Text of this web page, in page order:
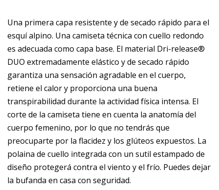
Una primera capa resistente y de secado rápido para el
esquí alpino. Una camiseta técnica con cuello redondo
es adecuada como capa base. El material Dri-release®
DUO extremadamente elástico y de secado rápido
garantiza una sensación agradable en el cuerpo,
retiene el calor y proporciona una buena
transpirabilidad durante la actividad física intensa. El
corte de la camiseta tiene en cuenta la anatomía del
cuerpo femenino, por lo que no tendrás que
preocuparte por la flacidez y los glúteos expuestos. La
polaina de cuello integrada con un sutil estampado de
diseño protegerá contra el viento y el frío. Puedes dejar
la bufanda en casa con seguridad.